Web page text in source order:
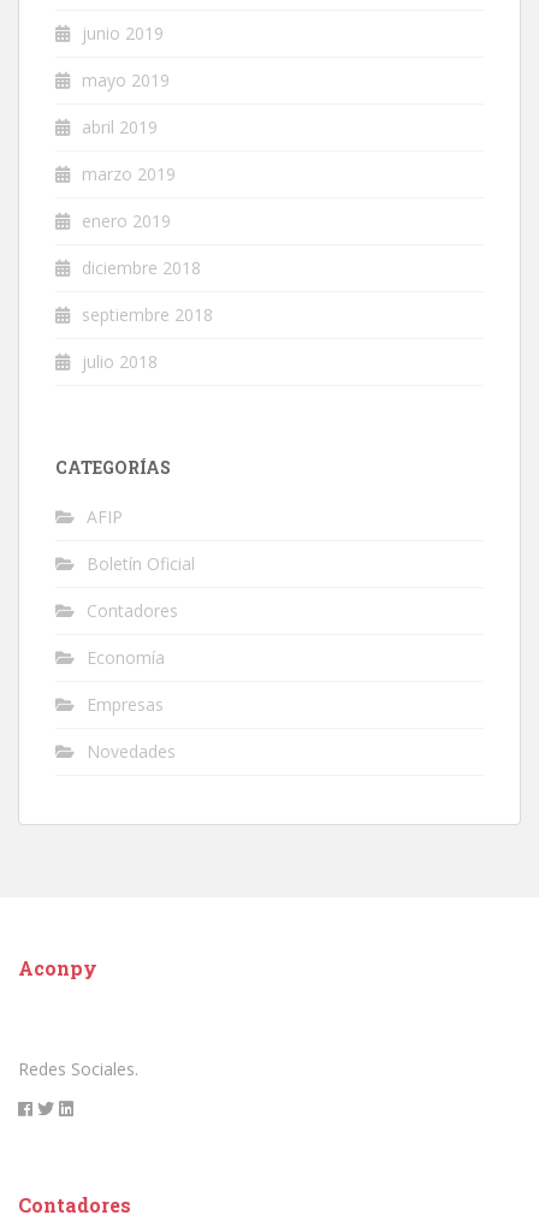
junio 2019
mayo 2019
abril 2019
marzo 2019
enero 2019
diciembre 2018
septiembre 2018
julio 2018
CATEGORÍAS
AFIP
Boletín Oficial
Contadores
Economía
Empresas
Novedades
Aconpy
Redes Sociales.
Contadores